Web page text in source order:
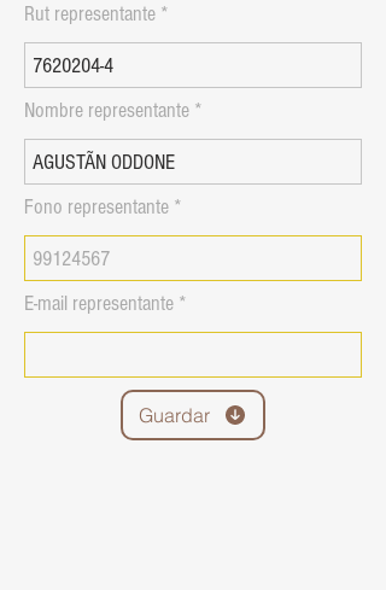
Rut representante
Nombre representante
Fono representante
E-mail representante
Guardar